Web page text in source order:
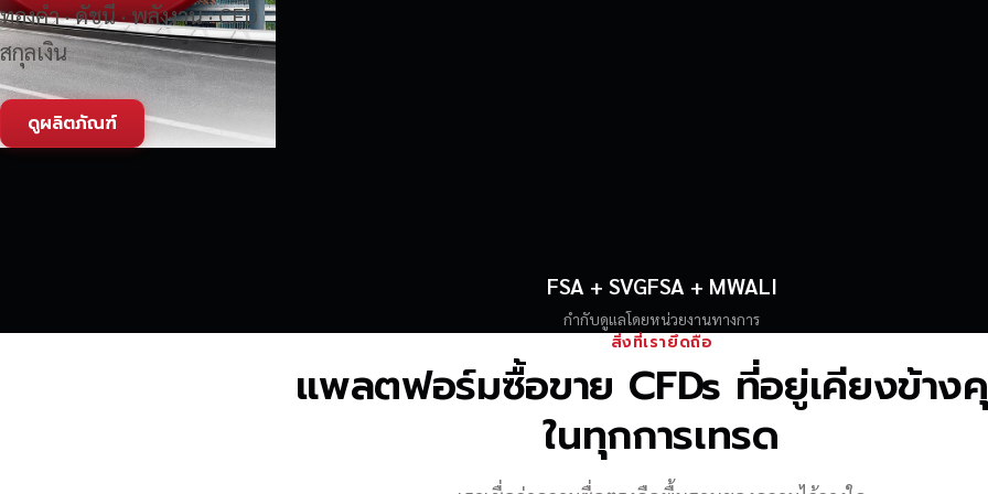
ทองคำ · ดัชนี · พลังงาน · CFD
สกุลเงิน
ดูผลิตภัณฑ์
FSA + SVGFSA + MWALI
กำกับดูแลโดยหน่วยงานทางการ
สิ่งที่เรายึดถือ
แพลตฟอร์มซื้อขาย CFDs ที่อยู่เคียงข้า
ในทุกการเทรด